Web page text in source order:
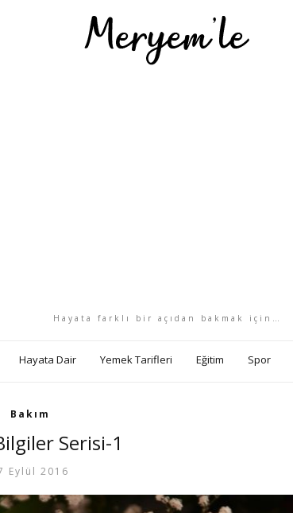
Hayata farklı bir açıdan bakmak için…
Hayata Dair Yemek Tarifleri Eğitim Spor
Bakım
Serisi-1
Eylül 2016